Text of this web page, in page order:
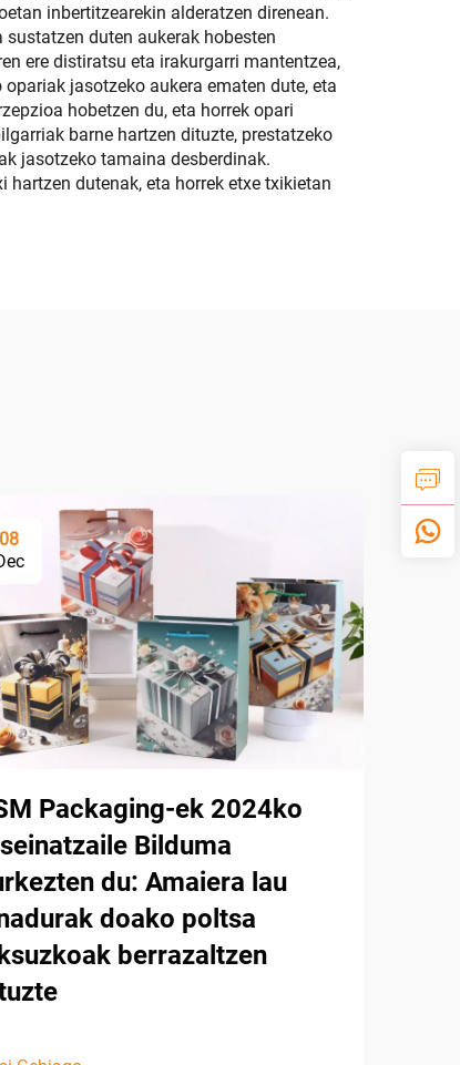
inbertitzearekin alderatzen direnean.
duten aukerak hobesten
ere distiratsu eta irakurgarri mantentzea,
jasotzeko aukera ematen dute, eta
hobetzen du, eta horrek opari
barne hartzen dituzte, prestatzeko
jasotzeko tamaina desberdinak.
dutenak, eta horrek etxe txikietan
08
Packaging-ek 2024ko
Bilduma
du: Amaiera lau
doako poltsa
berrazaltzen